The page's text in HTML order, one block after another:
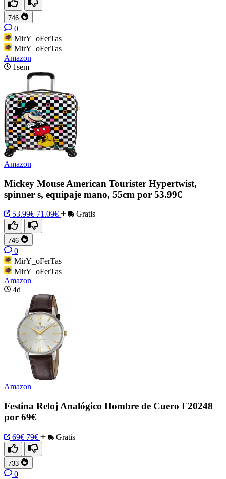
746
0
MirY_oFerTas
MirY_oFerTas
Amazon
1sem
Amazon
Mickey Mouse American Tourister Hypertwist,
spinner s, equipaje mano, 55cm por 53.99€
53.99€ 71.09€ Gratis
746
0
MirY_oFerTas
MirY_oFerTas
Amazon
4d
Amazon
Festina Reloj Analógico Hombre de Cuero F20248
por 69€
69€ 79€ Gratis
733
0